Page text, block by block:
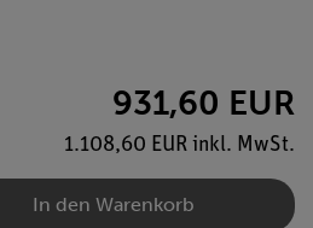
931,60 EUR
1.108,60 EUR inkl. MwSt.
In den Warenkorb